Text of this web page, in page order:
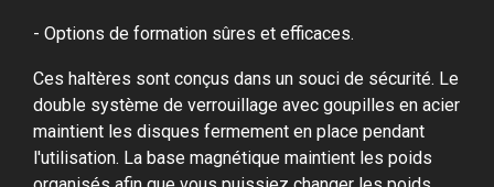
- Options de formation sûres et efficaces.
Ces haltères sont conçus dans un souci de sécurité. Le
double système de verrouillage avec goupilles en acier
maintient les disques fermement en place pendant
l'utilisation. La base magnétique maintient les poids